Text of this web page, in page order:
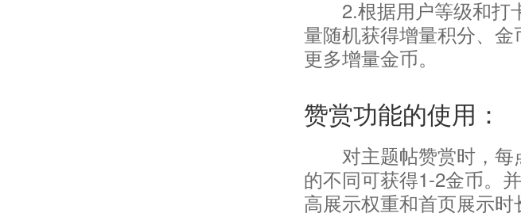
2.根据用户等级和打
量随机获得增量积分、
更多增量金币。
赞赏功能的使用：
对主题帖赞赏时，
的不同可获得1-2金币。
高展示权重和首页展示时